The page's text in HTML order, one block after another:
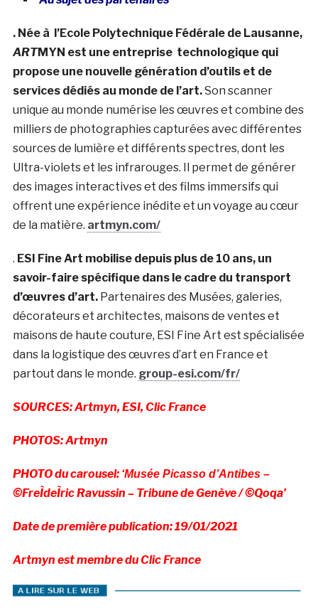
. Née à l’Ecole Polytechnique Fédérale de Lausanne,
ARTMYN est une entreprise technologique qui
propose une nouvelle génération d’outils et de
services dédiés au monde de l’art.Son scanner
unique au monde numérise les œuvres et combine des
milliers de photographies capturées avec différentes
sources de lumière et différents spectres, dont les
Ultra-violets et les infrarouges. Il permet de générer
des images interactives et des films immersifs qui
offrent une expérience inédite et un voyage au cœur
de la matière. artmyn.com/
. ESI Fine Art mobilise depuis plus de 10 ans, un
savoir-faire spécifique dans le cadre du transport
d’œuvres d’art.Partenaires des Musées, galeries,
décorateurs et architectes, maisons de ventes et
maisons de haute couture, ESI Fine Art est spécialisée
dans la logistique des œuvres d’art en France et
partout dans le monde. group-esi.com/fr/
SOURCES: Artmyn, ESI, Clic France
PHOTOS: Artmyn
PHOTO du carousel: ‘Musée Picasso d’Antibes –
©FreÌdeÌric Ravussin – Tribune de Genève / ©Qoqa’
Date de première publication: 19/01/2021
Artmyn est membre du Clic France